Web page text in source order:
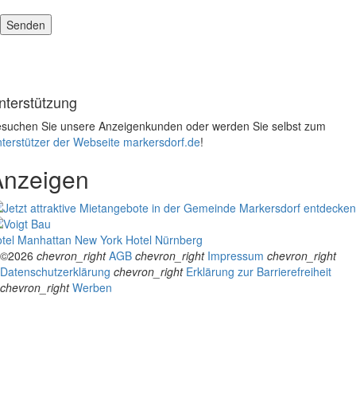
Sie unsere Anzeigenkunden oder werden Sie selbst zum
der Webseite markersdorf.de!
Manhattan New York Hotel Nürnberg
©2026 chevron_right AGB chevron_right Impressum chevron_right
Datenschutzerklärung chevron_right Erklärung zur Barrierefreiheit
chevron_right Werben